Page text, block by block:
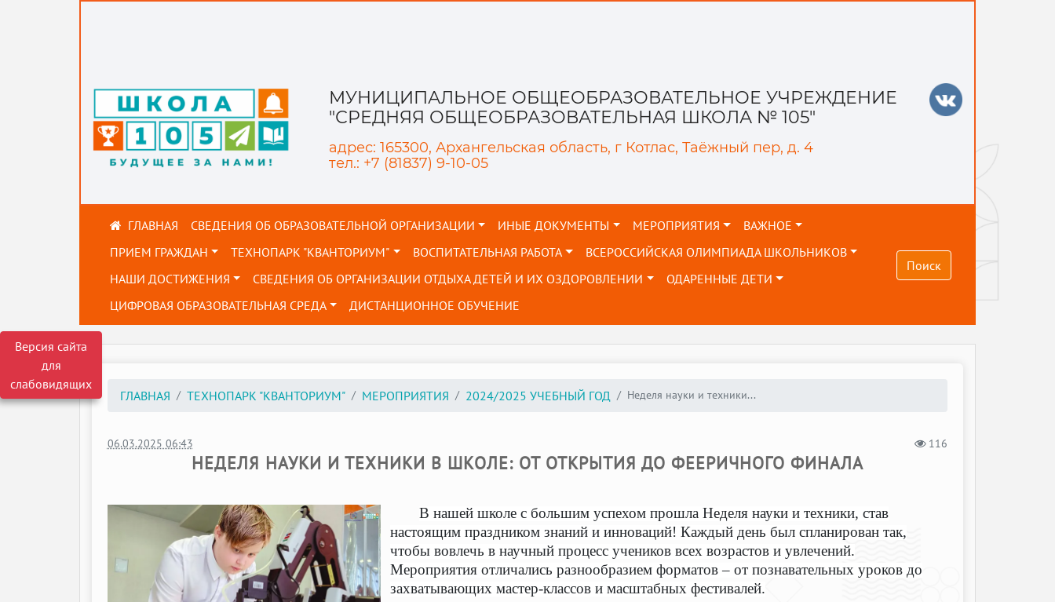
Версия сайта
для
слабовидящих
МУНИЦИПАЛЬНОЕ ОБЩЕОБРАЗОВАТЕЛЬНОЕ УЧРЕЖДЕНИЕ
"СРЕДНЯЯ ОБЩЕОБРАЗОВАТЕЛЬНАЯ ШКОЛА № 105"
адрес: 165300, Архангельская область, г Котлас, Таёжный пер, д. 4
тел.: +7 (81837) 9-10-05
СВЕДЕНИЯ ОБ ОБРАЗОВАТЕЛЬНОЙ ОРГАНИЗАЦИИ ИНЫЕ ДОКУМЕНТЫ МЕРОПРИЯТИЯ
ВАЖНОЕ
ПРИЕМ ГРАЖДАН
ТЕХНОПАРК "КВАНТОРИУМ" ВОСПИТАТЕЛЬНАЯ РАБОТА
ВСЕРОССИЙСКАЯ ОЛИМПИАДА ШКОЛЬНИКОВ
НАШИ ДОСТИЖЕНИЯ
СВЕДЕНИЯ ОБ ОРГАНИЗАЦИИ ОТДЫХА ДЕТЕЙ И ИХ ОЗДОРОВЛЕНИИ
ОДАРЕННЫЕ ДЕТИ
ЦИФРОВАЯ ОБРАЗОВАТЕЛЬНАЯ СРЕДА
ДИСТАНЦИОННОЕ ОБУЧЕНИЕ
Поиск
ГЛАВНАЯ ТЕХНОПАРК "КВАНТОРИУМ" МЕРОПРИЯТИЯ 2024/2025 УЧЕБНЫЙ ГОД Неделя науки и техники...
06.03.2025 06:43 116
НЕДЕЛЯ НАУКИ И ТЕХНИКИ В ШКОЛЕ: ОТ ОТКРЫТИЯ ДО ФЕЕРИЧНОГО ФИНАЛА
В нашей школе с большим успехом прошла Неделя науки и техники, став
настоящим праздником знаний и инноваций! Каждый день был спланирован так,
чтобы вовлечь в научный процесс учеников всех возрастов и увлечений.
Мероприятия отличались разнообразием форматов – от познавательных уроков до
захватывающих мастер-классов и масштабных фестивалей.